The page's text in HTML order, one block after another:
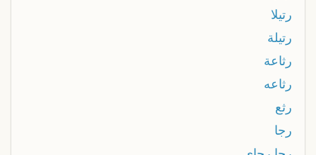
رتيلا
رتيلة
رثاعة
رثاعه
رثع
رجا